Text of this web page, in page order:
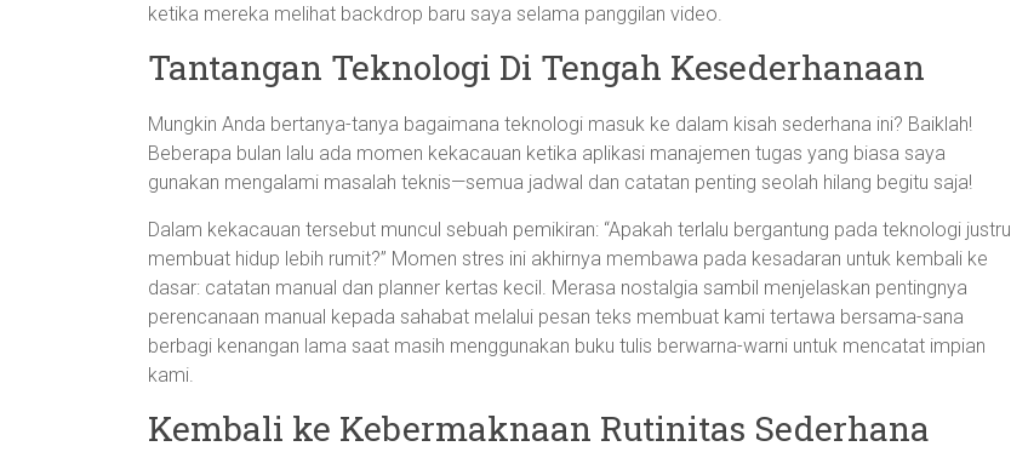
ketika mereka melihat backdrop baru saya selama panggilan video.
Tantangan Teknologi Di Tengah Kesederhanaan
Mungkin Anda bertanya-tanya bagaimana teknologi masuk ke dalam kisah sederhana ini? Baiklah!
Beberapa bulan lalu ada momen kekacauan ketika aplikasi manajemen tugas yang biasa saya
gunakan mengalami masalah teknis—semua jadwal dan catatan penting seolah hilang begitu saja!
Dalam kekacauan tersebut muncul sebuah pemikiran: “Apakah terlalu bergantung pada teknologi justru
membuat hidup lebih rumit?” Momen stres ini akhirnya membawa pada kesadaran untuk kembali ke
dasar: catatan manual dan planner kertas kecil. Merasa nostalgia sambil menjelaskan pentingnya
perencanaan manual kepada sahabat melalui pesan teks membuat kami tertawa bersama-sana
berbagi kenangan lama saat masih menggunakan buku tulis berwarna-warni untuk mencatat impian
kami.
Kembali ke Kebermaknaan Rutinitas Sederhana